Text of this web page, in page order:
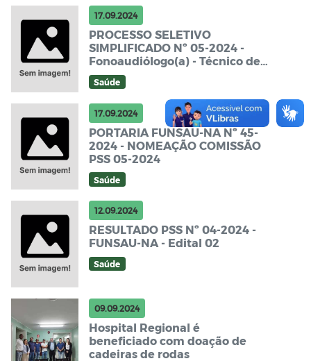
17.09.2024
PROCESSO SELETIVO
SIMPLIFICADO Nº 05-2024 -
Fonoaudiólogo(a) - Técnico de
Laboratório - Terapeuta
Ocupacional - FUNSAU-NA -
Edital de Abertura
Saúde
17.09.2024
PORTARIA FUNSAU-NA Nº 45-
2024 - NOMEAÇÃO COMISSÃO
PSS 05-2024
Saúde
12.09.2024
RESULTADO PSS Nº 04-2024 -
FUNSAU-NA - Edital 02
Saúde
09.09.2024
Hospital Regional é
beneficiado com doação de
cadeiras de rodas